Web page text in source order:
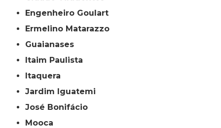
Engenheiro Goulart
Ermelino Matarazzo
Guaianases
Itaim Paulista
Itaquera
Jardim Iguatemi
José Bonifácio
Mooca